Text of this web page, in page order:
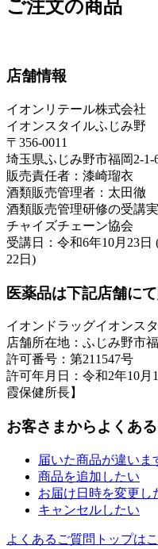
ご注文の商品
店舗情報
イオンリテール株式会社
イオンスタイルふじみ野
〒356-0011
埼玉県ふじみ野市福岡2-1-
販売責任者：漆崎瑠衣
酒類販売管理者：太田徹
酒類販売管理研修の受講
チャイズチェーン協会
受講日：令和6年10月23日
22日)
医薬品は下記店舗に
イオンドラッグイオンス
店舗所在地：ふじみ野市
許可番号：第211547号
許可年月日：令和2年10月
霞保健所長】
お客さまからよくあ
届いた商品が違いま
商品を追加したい
お届け日時を変更し
キャンセルしたい
よくあるご質問トップは